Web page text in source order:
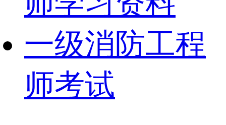
一级消防工程
师考试